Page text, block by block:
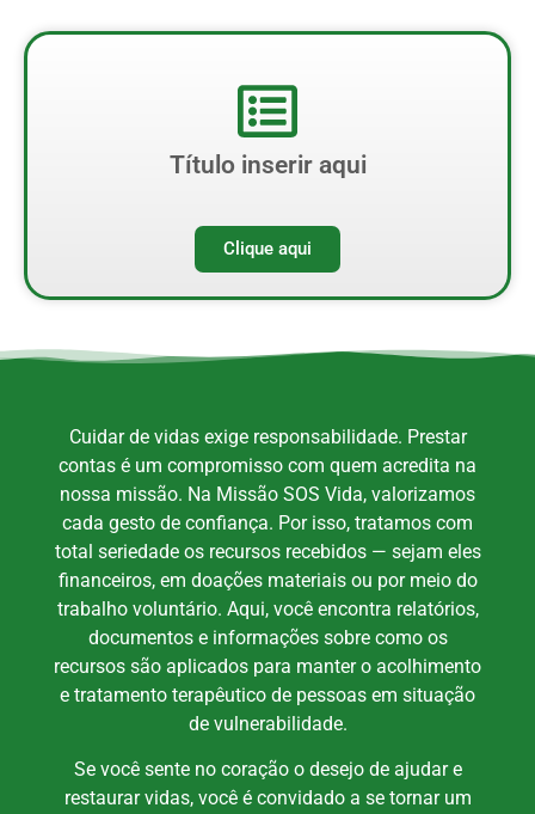
Título inserir aqui
Clique aqui
Cuidar de vidas exige responsabilidade. Prestar
contas é um compromisso com quem acredita na
nossa missão. Na Missão SOS Vida, valorizamos
cada gesto de confiança. Por isso, tratamos com
total seriedade os recursos recebidos — sejam eles
financeiros, em doações materiais ou por meio do
trabalho voluntário. Aqui, você encontra relatórios,
documentos e informações sobre como os
recursos são aplicados para manter o acolhimento
e tratamento terapêutico de pessoas em situação
de vulnerabilidade.
Se você sente no coração o desejo de ajudar e
restaurar vidas, você é convidado a se tornar um